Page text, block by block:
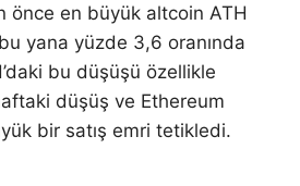
önce en büyük altcoin ATH
bu yana yüzde 3,6 oranında
bu düşüşü özellikle
düşüş ve Ethereum
bir satış emri tetikledi.